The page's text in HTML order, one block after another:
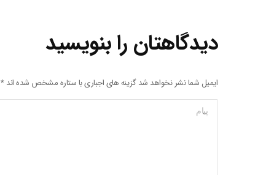
دیدگاهتان را بنویسید
ایمیل شما نشر نخواهد شد گزینه های اجباری با ستاره مشخص شده اند*
پیام